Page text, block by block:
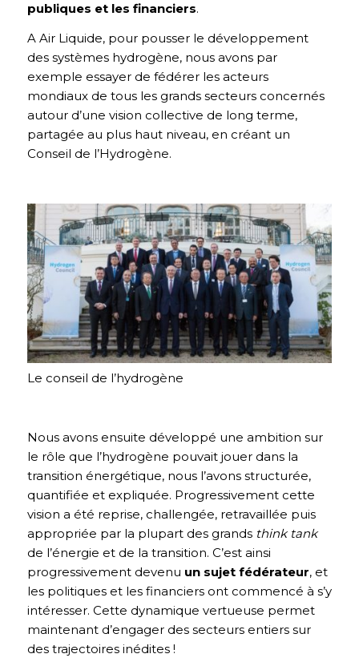
publiques et les financiers.
A Air Liquide, pour pousser le développement
des systèmes hydrogène, nous avons par
exemple essayer de fédérer les acteurs
mondiaux de tous les grands secteurs concernés
autour d’une vision collective de long terme,
partagée au plus haut niveau, en créant un
Conseil de l’Hydrogène.
Le conseil de l’hydrogène
Nous avons ensuite développé une ambition sur
le rôle que l’hydrogène pouvait jouer dans la
transition énergétique, nous l’avons structurée,
quantifiée et expliquée. Progressivement cette
vision a été reprise, challengée, retravaillée puis
appropriée par la plupart des grands think tank
de l’énergie et de la transition. C’est ainsi
progressivement devenu un sujet fédérateur, et
les politiques et les financiers ont commencé à s’y
intéresser. Cette dynamique vertueuse permet
maintenant d’engager des secteurs entiers sur
des trajectoires inédites !